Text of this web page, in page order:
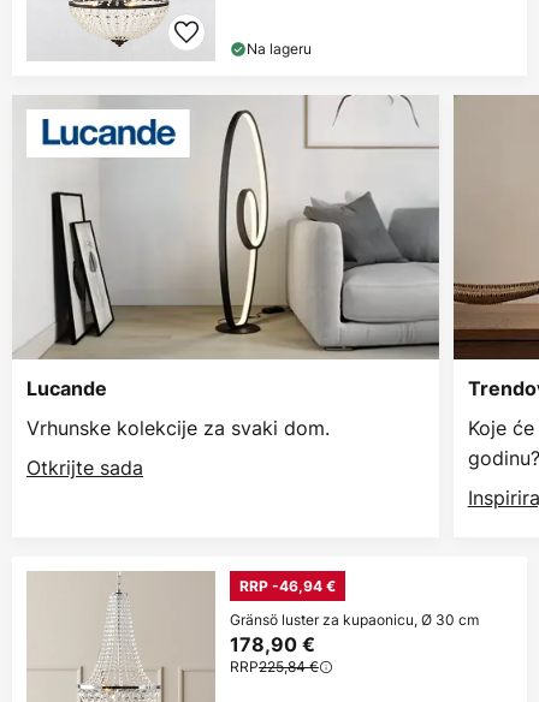
Na lageru
Lucande
Vrhunske kolekcije za svaki dom.
Otkrijte sada
Koje
godinu?
RRP -46,94 €
Gränsö luster za kupaonicu, Ø 30 cm
178,90 €
RRP225,84 €